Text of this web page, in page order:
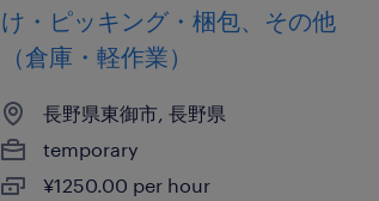
け・ピッキング・梱包、その他
（倉庫・軽作業）
長野県東御市, 長野県
temporary
¥1250.00 per hour